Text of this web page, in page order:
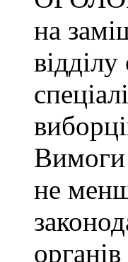
на
Вимоги
не